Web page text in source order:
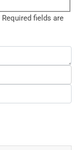
Required fields are